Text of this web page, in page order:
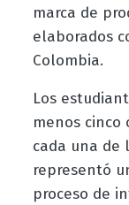
marca de
elaborados
Colombia.
Los
menos cinco
cada una de
representó
proceso de